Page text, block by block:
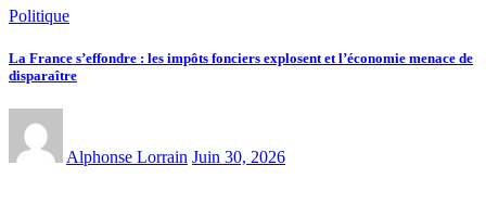
Politique
La France s’effondre : les impôts fonciers explosent et l’économie menace de
disparaître
Alphonse Lorrain Juin 30, 2026